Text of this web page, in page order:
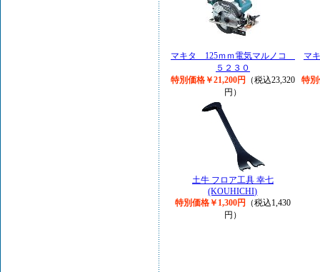
マキタ 125ｍｍ電気マルノコ
５２３０
特別価格￥21,200円
（税込23,320
円）
マ
特別
土牛 フロア工具 幸七
(KOUHICHI)
特別価格￥1,300円
（税込1,430
円）